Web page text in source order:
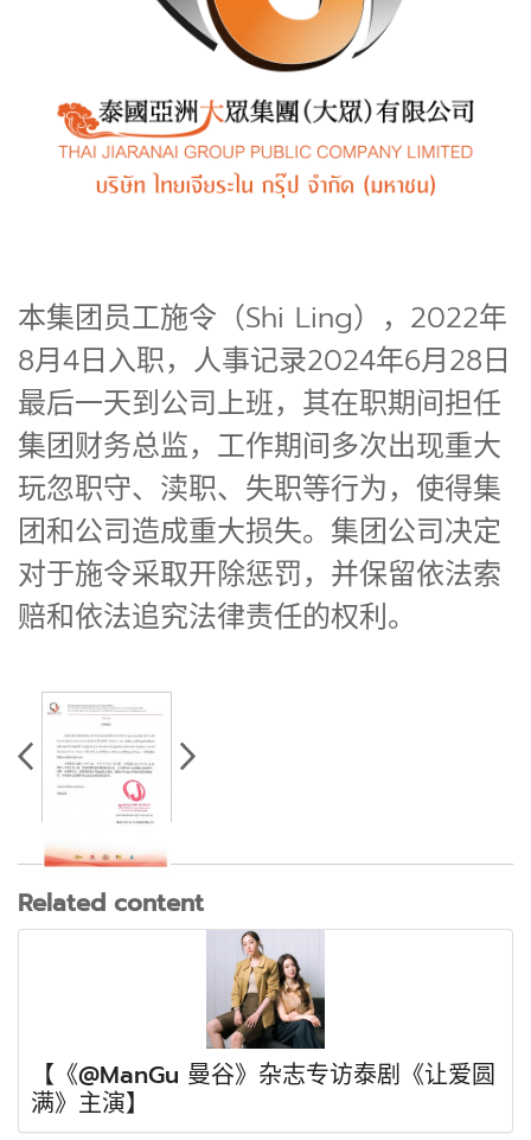
本集团员工施令（Shi Ling），2022年
8月4日入职，人事记录2024年6月28日
最后一天到公司上班，其在职期间担任
集团财务总监，工作期间多次出现重大
玩忽职守、渎职、失职等行为，使得集
团和公司造成重大损失。集团公司决定
对于施令采取开除惩罚，并保留依法索
赔和依法追究法律责任的权利。
Related content
【《@ManGu 曼谷》杂志专访泰剧《让爱圆
满》主演】